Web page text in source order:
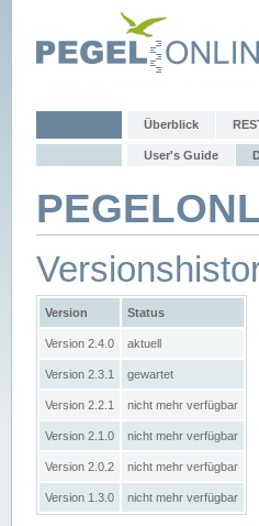
Überblick
User's Guide
Version Status
Version 2.4.0 aktuell
Version 2.3.1 gewartet
Version 2.2.1 nicht mehr verfügbar
Version 2.1.0 nicht mehr verfügbar
Version 2.0.2 nicht mehr verfügbar
Version 1.3.0 nicht mehr verfügbar